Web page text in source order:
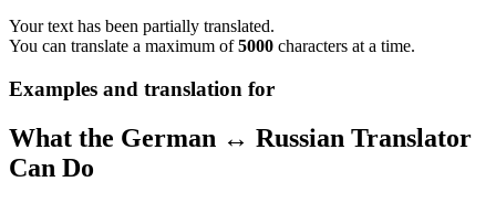
Your text has been partially translated.
You can translate a maximum of5000 characters at a time.
Examples and translation for
What the German ↔ Russian Translator
Can Do